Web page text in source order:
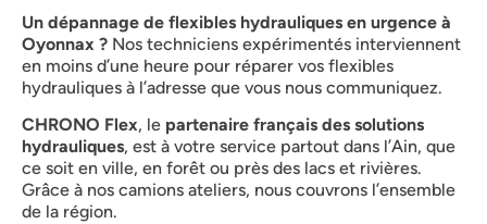
Un dépannage de flexibles hydrauliques en urgence à
Oyonnax ? Nos techniciens expérimentés interviennent
en moins d’une heure pour réparer vos flexibles
hydrauliques à l’adresse que vous nous communiquez.
CHRONO Flex, le partenaire français des solutions
hydrauliques, est à votre service partout dans l’Ain, que
ce soit en ville, en forêt ou près des lacs et rivières.
Grâce à nos camions ateliers, nous couvrons l’ensemble
de la région.